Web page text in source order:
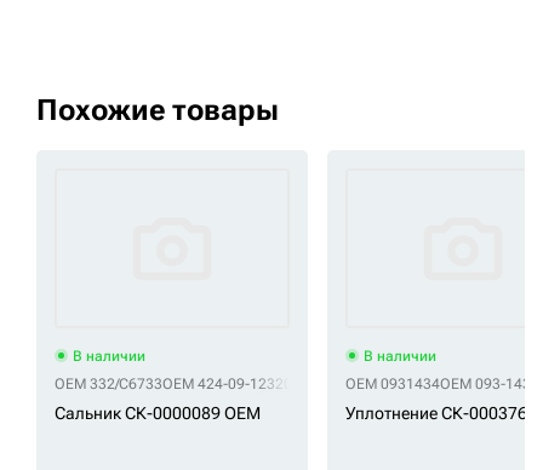
Похожие товары
В наличии
OEM 332/C6733OEM 424-09-12320 OEM KHV0102
Сальник СК-0000089 OEM
В наличии
OEM 0931434OEM 093-1434
Уплотнение СК-0003768